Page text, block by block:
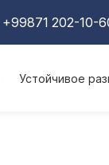
+99871 202-10-
Устойчивое